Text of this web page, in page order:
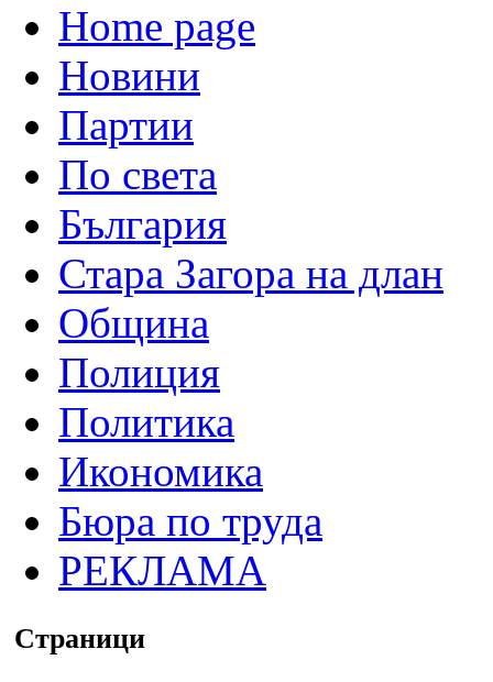
Home page
Новини
Партии
По света
България
Стара Загора на длан
Община
Полиция
Политика
Икономика
Бюра по труда
РЕКЛАМА
Страници